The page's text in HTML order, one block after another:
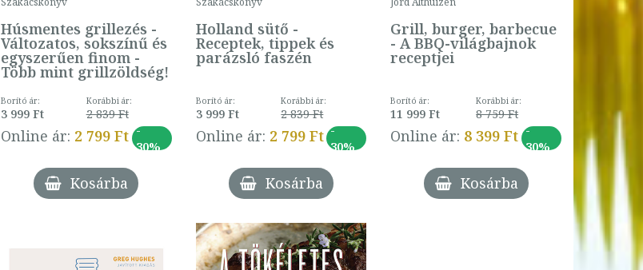
Húsmentes grillezés -
Változatos, sokszínű és
egyszerűen finom -
Több mint grillzöldség!
Borító ár:
3 999 Ft
Korábbi ár:
2 839 Ft
Online ár: 2 799 Ft -
30%
Kosárba
Holland sütő -
Receptek, tippek és
parázsló faszén
Borító ár:
3 999 Ft
Korábbi ár:
2 839 Ft
Online ár: 2 799 Ft -
30%
Kosárba
Grill, burger, barbecue
- A BBQ-világbajnok
receptjei
Borító ár:
11 999 Ft
Korábbi ár:
8 759 Ft
Online ár: 8 399 Ft -
30%
Kosárba